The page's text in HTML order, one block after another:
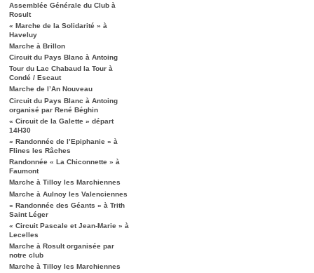
Assemblée Générale du Club à
Rosult
« Marche de la Solidarité » à
Haveluy
Marche à Brillon
Circuit du Pays Blanc à Antoing
Tour du Lac Chabaud la Tour à
Condé / Escaut
Marche de l’An Nouveau
Circuit du Pays Blanc à Antoing
organisé par René Béghin
« Circuit de la Galette » départ
14H30
« Randonnée de l’Epiphanie » à
Flines les Râches
Randonnée « La Chiconnette » à
Faumont
Marche à Tilloy les Marchiennes
Marche à Aulnoy les Valenciennes
« Randonnée des Géants » à Trith
Saint Léger
« Circuit Pascale et Jean-Marie » à
Lecelles
Marche à Rosult organisée par
notre club
Marche à Tilloy les Marchiennes